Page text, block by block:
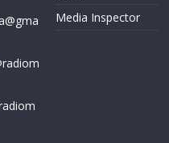
Media Inspector